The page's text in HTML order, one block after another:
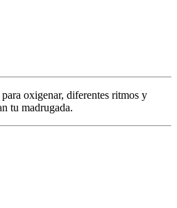
oxigenar, diferentes ritmos y
tu madrugada.